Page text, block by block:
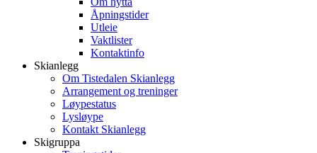
Åpningstider
Utleie
Vaktlister
Kontaktinfo
Skianlegg
Om Tistedalen Skianlegg
Arrangement og treninger
Løypestatus
Lysløype
Kontakt Skianlegg
Skigruppa